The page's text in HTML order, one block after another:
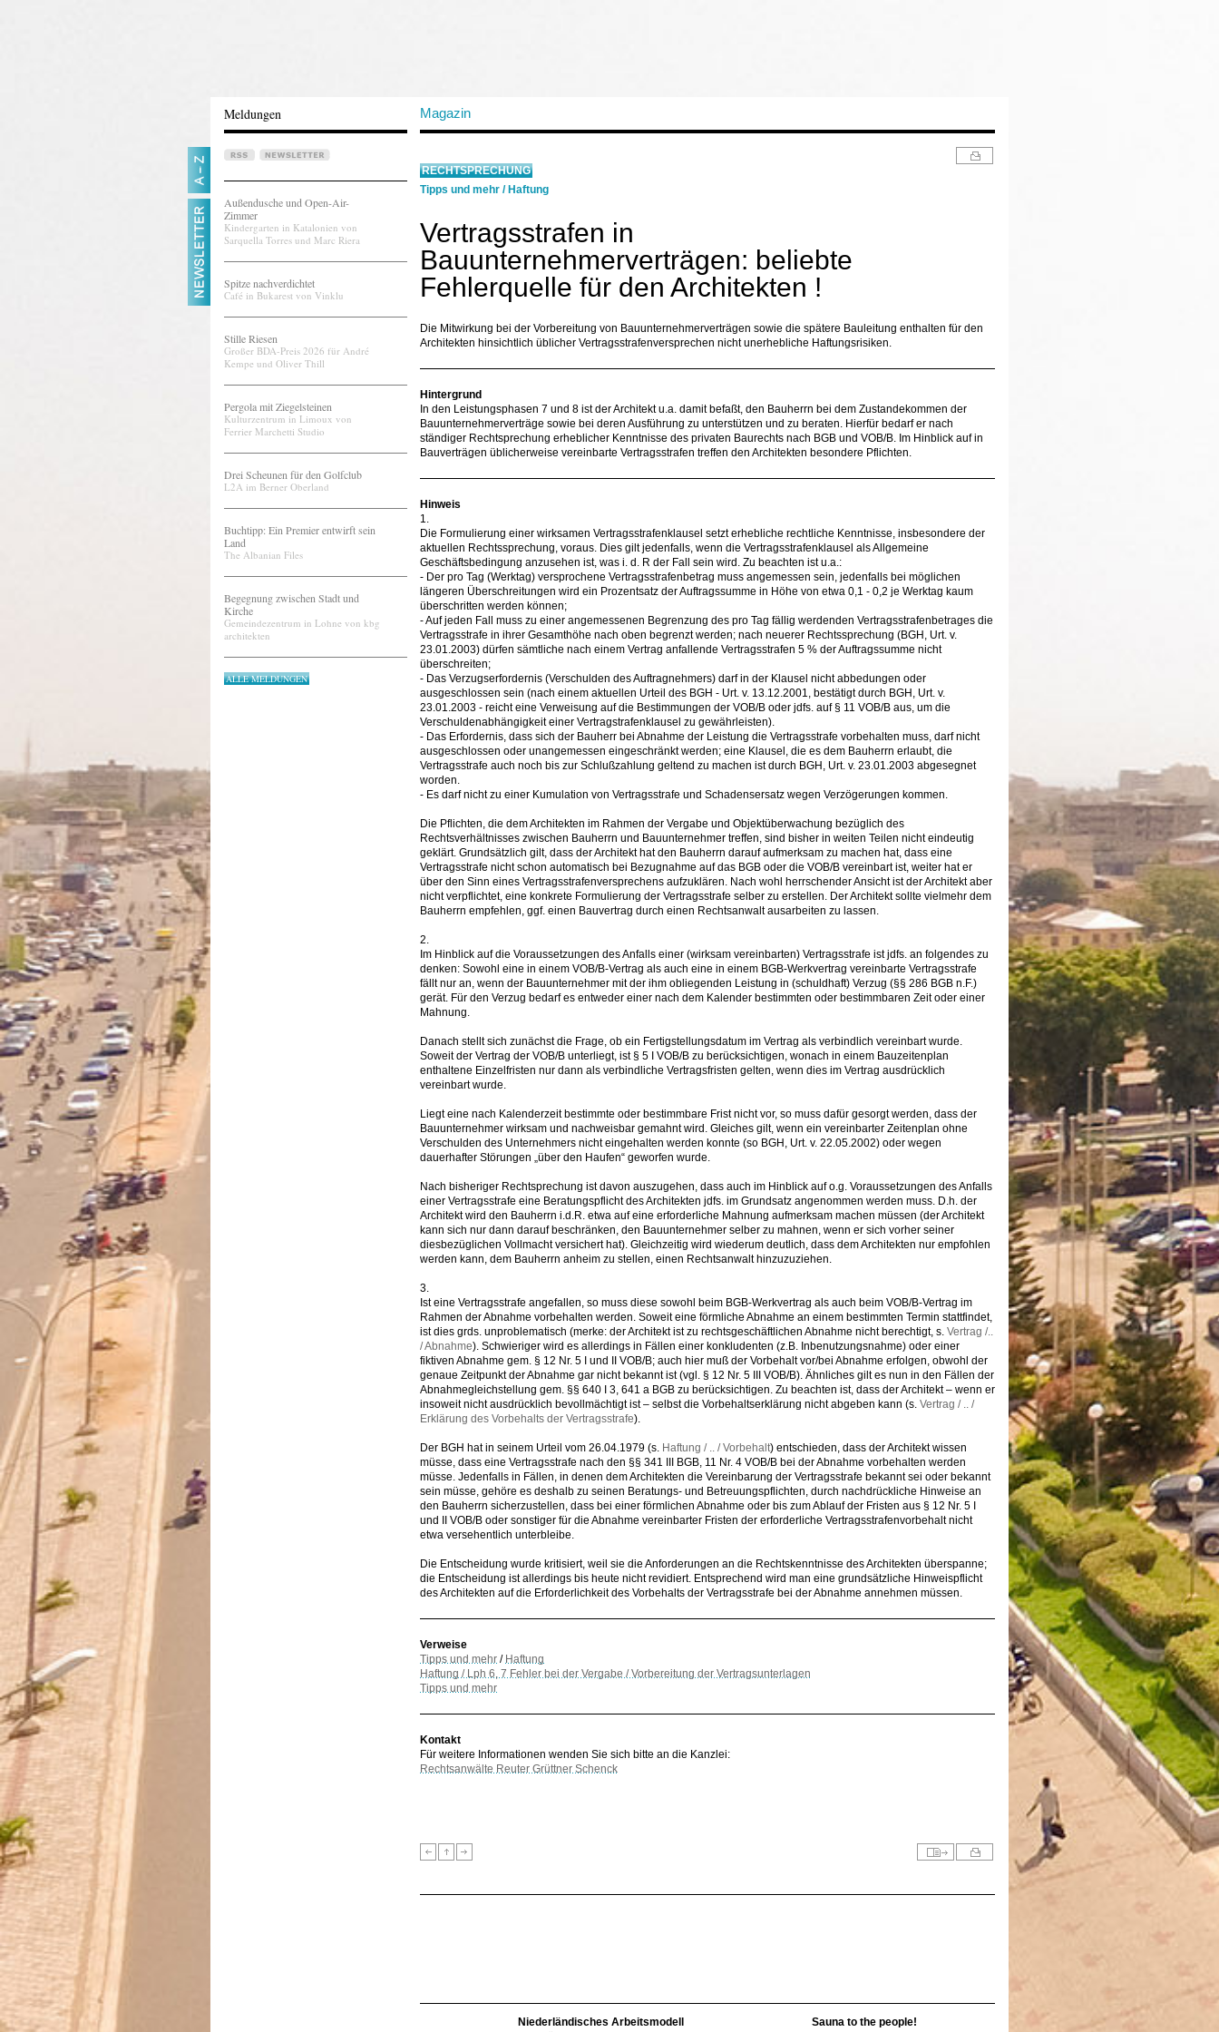
Meldungen Magazin
Außendusche und Open-Air-
Zimmer
Kindergarten in Katalonien von
Sarquella Torres und Marc Riera
Spitze nachverdichtet
Café in Bukarest von Vinklu
Stille Riesen
Großer BDA-Preis 2026 für André
Kempe und Oliver Thill
Pergola mit Ziegelsteinen
Kulturzentrum in Limoux von
Ferrier Marchetti Studio
Drei Scheunen für den Golfclub
L2A im Berner Oberland
Buchtipp: Ein Premier entwirft sein
Land
The Albanian Files
Begegnung zwischen Stadt und
Kirche
Gemeindezentrum in Lohne von kbg
architekten
ALLE MELDUNGEN
RECHTSPRECHUNG
Tipps und mehr / Haftung
Vertragsstrafen in
Bauunternehmerverträgen: beliebte
Fehlerquelle für den Architekten !
Die Mitwirkung bei der Vorbereitung von Bauunternehmerverträgen sowie die spätere Bauleitung enthalten für den
Architekten hinsichtlich üblicher Vertragsstrafenversprechen nicht unerhebliche Haftungsrisiken.
Hintergrund
In den Leistungsphasen 7 und 8 ist der Architekt u.a. damit befaßt, den Bauherrn bei dem Zustandekommen der
Bauunternehmerverträge sowie bei deren Ausführung zu unterstützen und zu beraten. Hierfür bedarf er nach
ständiger Rechtsprechung erheblicher Kenntnisse des privaten Baurechts nach BGB und VOB/B. Im Hinblick auf in
Bauverträgen üblicherweise vereinbarte Vertragsstrafen treffen den Architekten besondere Pflichten.
Hinweis
1.
Die Formulierung einer wirksamen Vertragsstrafenklausel setzt erhebliche rechtliche Kenntnisse, insbesondere der
aktuellen Rechtssprechung, voraus. Dies gilt jedenfalls, wenn die Vertragsstrafenklausel als Allgemeine
Geschäftsbedingung anzusehen ist, was i. d. R der Fall sein wird. Zu beachten ist u.a.:
- Der pro Tag (Werktag) versprochene Vertragsstrafenbetrag muss angemessen sein, jedenfalls bei möglichen
längeren Überschreitungen wird ein Prozentsatz der Auftragssumme in Höhe von etwa 0,1 - 0,2 je Werktag kaum
überschritten werden können;
- Auf jeden Fall muss zu einer angemessenen Begrenzung des pro Tag fällig werdenden Vertragsstrafenbetrages die
Vertragsstrafe in ihrer Gesamthöhe nach oben begrenzt werden; nach neuerer Rechtssprechung (BGH, Urt. v.
23.01.2003) dürfen sämtliche nach einem Vertrag anfallende Vertragsstrafen 5 % der Auftragssumme nicht
überschreiten;
- Das Verzugserfordernis (Verschulden des Auftragnehmers) darf in der Klausel nicht abbedungen oder
ausgeschlossen sein (nach einem aktuellen Urteil des BGH - Urt. v. 13.12.2001, bestätigt durch BGH, Urt. v.
23.01.2003 - reicht eine Verweisung auf die Bestimmungen der VOB/B oder jdfs. auf § 11 VOB/B aus, um die
Verschuldenabhängigkeit einer Vertragstrafenklausel zu gewährleisten).
- Das Erfordernis, dass sich der Bauherr bei Abnahme der Leistung die Vertragsstrafe vorbehalten muss, darf nicht
ausgeschlossen oder unangemessen eingeschränkt werden; eine Klausel, die es dem Bauherrn erlaubt, die
Vertragsstrafe auch noch bis zur Schlußzahlung geltend zu machen ist durch BGH, Urt. v. 23.01.2003 abgesegnet
worden.
- Es darf nicht zu einer Kumulation von Vertragsstrafe und Schadensersatz wegen Verzögerungen kommen.
Die Pflichten, die dem Architekten im Rahmen der Vergabe und Objektüberwachung bezüglich des
Rechtsverhältnisses zwischen Bauherrn und Bauunternehmer treffen, sind bisher in weiten Teilen nicht eindeutig
geklärt. Grundsätzlich gilt, dass der Architekt hat den Bauherrn darauf aufmerksam zu machen hat, dass eine
Vertragsstrafe nicht schon automatisch bei Bezugnahme auf das BGB oder die VOB/B vereinbart ist, weiter hat er
über den Sinn eines Vertragsstrafenversprechens aufzuklären. Nach wohl herrschender Ansicht ist der Architekt aber
nicht verpflichtet, eine konkrete Formulierung der Vertragsstrafe selber zu erstellen. Der Architekt sollte vielmehr dem
Bauherrn empfehlen, ggf. einen Bauvertrag durch einen Rechtsanwalt ausarbeiten zu lassen.
2.
Im Hinblick auf die Voraussetzungen des Anfalls einer (wirksam vereinbarten) Vertragsstrafe ist jdfs. an folgendes zu
denken: Sowohl eine in einem VOB/B-Vertrag als auch eine in einem BGB-Werkvertrag vereinbarte Vertragsstrafe
fällt nur an, wenn der Bauunternehmer mit der ihm obliegenden Leistung in (schuldhaft) Verzug (§§ 286 BGB n.F.)
gerät. Für den Verzug bedarf es entweder einer nach dem Kalender bestimmten oder bestimmbaren Zeit oder einer
Mahnung.
Danach stellt sich zunächst die Frage, ob ein Fertigstellungsdatum im Vertrag als verbindlich vereinbart wurde.
Soweit der Vertrag der VOB/B unterliegt, ist § 5 I VOB/B zu berücksichtigen, wonach in einem Bauzeitenplan
enthaltene Einzelfristen nur dann als verbindliche Vertragsfristen gelten, wenn dies im Vertrag ausdrücklich
vereinbart wurde.
Liegt eine nach Kalenderzeit bestimmte oder bestimmbare Frist nicht vor, so muss dafür gesorgt werden, dass der
Bauunternehmer wirksam und nachweisbar gemahnt wird. Gleiches gilt, wenn ein vereinbarter Zeitenplan ohne
Verschulden des Unternehmers nicht eingehalten werden konnte (so BGH, Urt. v. 22.05.2002) oder wegen
dauerhafter Störungen „über den Haufen“ geworfen wurde.
Nach bisheriger Rechtsprechung ist davon auszugehen, dass auch im Hinblick auf o.g. Voraussetzungen des Anfalls
einer Vertragsstrafe eine Beratungspflicht des Architekten jdfs. im Grundsatz angenommen werden muss. D.h. der
Architekt wird den Bauherrn i.d.R. etwa auf eine erforderliche Mahnung aufmerksam machen müssen (der Architekt
kann sich nur dann darauf beschränken, den Bauunternehmer selber zu mahnen, wenn er sich vorher seiner
diesbezüglichen Vollmacht versichert hat). Gleichzeitig wird wiederum deutlich, dass dem Architekten nur empfohlen
werden kann, dem Bauherrn anheim zu stellen, einen Rechtsanwalt hinzuzuziehen.
3.
Ist eine Vertragsstrafe angefallen, so muss diese sowohl beim BGB-Werkvertrag als auch beim VOB/B-Vertrag im
Rahmen der Abnahme vorbehalten werden. Soweit eine förmliche Abnahme an einem bestimmten Termin stattfindet,
ist dies grds. unproblematisch (merke: der Architekt ist zu rechtsgeschäftlichen Abnahme nicht berechtigt, s. Vertrag /..
/ Abnahme). Schwieriger wird es allerdings in Fällen einer konkludenten (z.B. Inbenutzungsnahme) oder einer
fiktiven Abnahme gem. § 12 Nr. 5 I und II VOB/B; auch hier muß der Vorbehalt vor/bei Abnahme erfolgen, obwohl der
genaue Zeitpunkt der Abnahme gar nicht bekannt ist (vgl. § 12 Nr. 5 III VOB/B). Ähnliches gilt es nun in den Fällen der
Abnahmegleichstellung gem. §§ 640 I 3, 641 a BGB zu berücksichtigen. Zu beachten ist, dass der Architekt – wenn er
insoweit nicht ausdrücklich bevollmächtigt ist – selbst die Vorbehaltserklärung nicht abgeben kann (s. Vertrag / .. /
Erklärung des Vorbehalts der Vertragsstrafe).
Der BGH hat in seinem Urteil vom 26.04.1979 (s. Haftung / .. / Vorbehalt) entschieden, dass der Architekt wissen
müsse, dass eine Vertragsstrafe nach den §§ 341 III BGB, 11 Nr. 4 VOB/B bei der Abnahme vorbehalten werden
müsse. Jedenfalls in Fällen, in denen dem Architekten die Vereinbarung der Vertragsstrafe bekannt sei oder bekannt
sein müsse, gehöre es deshalb zu seinen Beratungs- und Betreuungspflichten, durch nachdrückliche Hinweise an
den Bauherrn sicherzustellen, dass bei einer förmlichen Abnahme oder bis zum Ablauf der Fristen aus § 12 Nr. 5 I
und II VOB/B oder sonstiger für die Abnahme vereinbarter Fristen der erforderliche Vertragsstrafenvorbehalt nicht
etwa versehentlich unterbleibe.
Die Entscheidung wurde kritisiert, weil sie die Anforderungen an die Rechtskenntnisse des Architekten überspanne;
die Entscheidung ist allerdings bis heute nicht revidiert. Entsprechend wird man eine grundsätzliche Hinweispflicht
des Architekten auf die Erforderlichkeit des Vorbehalts der Vertragsstrafe bei der Abnahme annehmen müssen.
Verweise
Tipps und mehr / Haftung
Haftung / Lph 6, 7 Fehler bei der Vergabe / Vorbereitung der Vertragsunterlagen
Tipps und mehr
Kontakt
Für weitere Informationen wenden Sie sich bitte an die Kanzlei:
Rechtsanwälte Reuter Grüttner Schenck
Niederländisches Arbeitsmodell
Sauna to the people!